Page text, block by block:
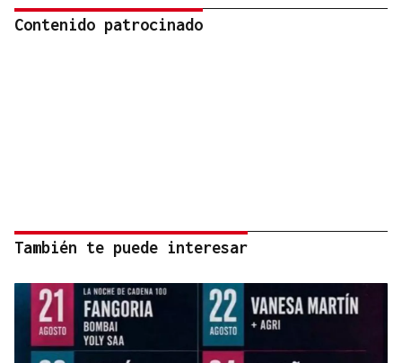
Contenido patrocinado
También te puede interesar